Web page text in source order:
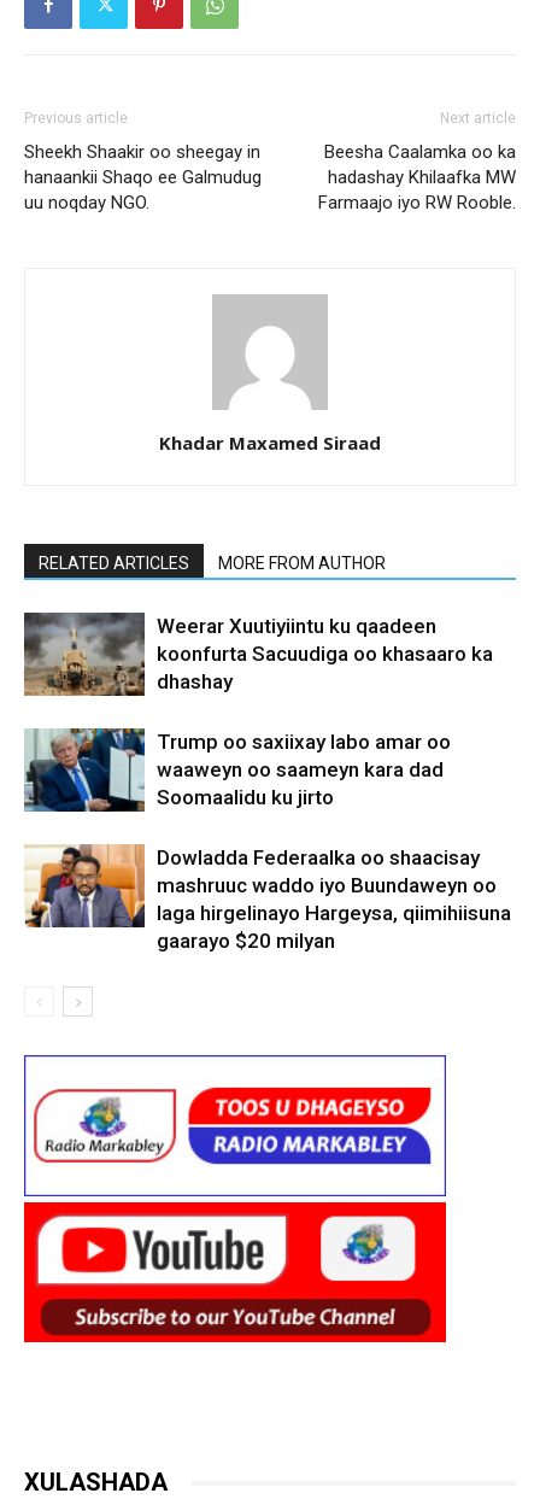
Previous article
Sheekh Shaakir oo sheegay in
hanaankii Shaqo ee Galmudug
uu noqday NGO.
Next article
Beesha Caalamka oo ka
hadashay Khilaafka MW
Farmaajo iyo RW Rooble.
Khadar Maxamed Siraad
RELATED ARTICLES MORE FROM AUTHOR
Weerar Xuutiyiintu ku qaadeen
koonfurta Sacuudiga oo khasaaro ka
dhashay
Trump oo saxiixay labo amar oo
waaweyn oo saameyn kara dad
Soomaalidu ku jirto
Dowladda Federaalka oo shaacisay
mashruuc waddo iyo Buundaweyn oo
laga hirgelinayo Hargeysa, qiimihiisuna
gaarayo $20 milyan
XULASHADA